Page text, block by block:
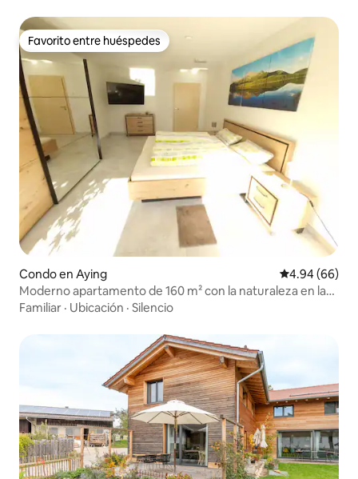
Favorito entre huéspedes
Favorito entre huéspedes
Condo en Aying Calificación
4.94 (66)
Moderno apartamento de 160 m² con la naturaleza en la
puerta
Familiar · Ubicación · Silencio